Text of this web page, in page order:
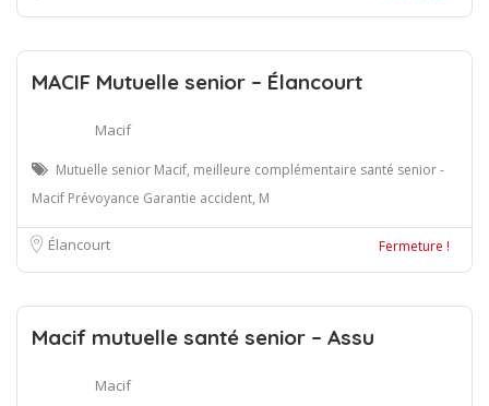
MACIF Mutuelle senior – Élancourt
Macif
Mutuelle senior Macif, meilleure complémentaire santé senior -
Macif Prévoyance Garantie accident, M
Élancourt Fermeture !
Macif mutuelle santé senior – Assu
Macif